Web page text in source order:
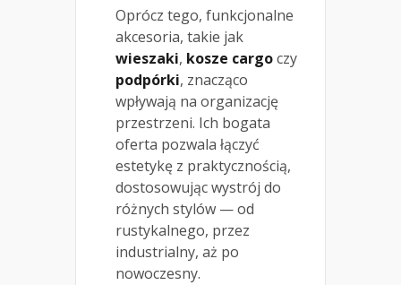
Oprócz tego, funkcjonalne
akcesoria, takie jak
wieszaki, kosze cargoczy
podpórki, znacząco
wpływają na organizację
przestrzeni. Ich bogata
oferta pozwala łączyć
estetykę z praktycznością,
dostosowując wystrój do
różnych stylów — od
rustykalnego, przez
industrialny, aż po
nowoczesny.